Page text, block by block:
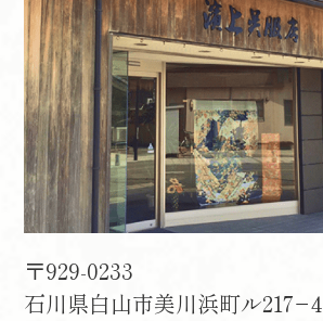
〒929-0233
石川県白山市美川浜町ル217−4